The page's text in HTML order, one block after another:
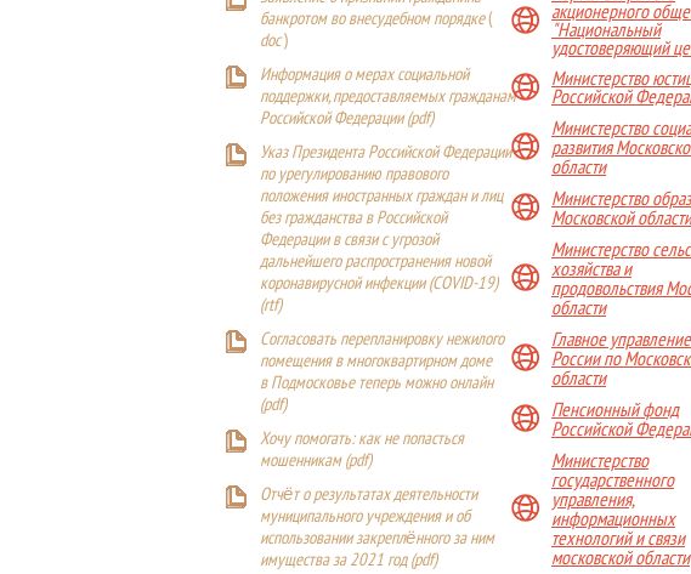
банкротом во внесудебном порядке(
doc)
Информация о мерах социальной
поддержки, предоставляемых гражданам
Российской Федерации (pdf)
Указ Президента Российской Федерации
по урегулированию правового
положения иностранных граждан и лиц
без гражданства в Российской
Федерации в связи с угрозой
дальнейшего распространения новой
коронавирусной инфекции (COVID-19)
(rtf)
Согласовать перепланировку нежилого
помещения в многоквартирном доме
в Подмосковье теперь можно онлайн
(pdf)
Хочу помогать: как не попасться
мошенникам (pdf)
Отчёт о результатах деятельности
муниципального учреждения и об
использовании закреплённого за ним
имущества за 2021 год (pdf)
акционерного
"Национальный
удостоверяющий
Министерство
Российской
Министерство
развития
области
Министерство
Московской области
Министерство
хозяйства и
продовольствия
области
Главное
России по
области
Пенсионный фонд
Российской
Министерство
государственного
управления,
информационных
технологий и связи
московской области